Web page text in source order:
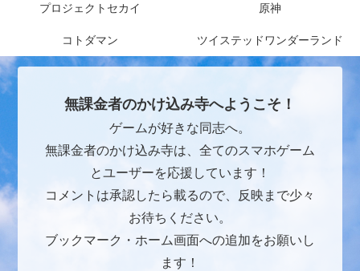
プロジェクトセカイ 原神
コトダマン ツイステッドワンダーランド
無課金者のかけ込み寺へようこそ！
ゲームが好きな同志へ。
無課金者のかけ込み寺は、全てのスマホゲーム
とユーザーを応援しています！
コメントは承認したら載るので、反映まで少々
お待ちください。
ブックマーク・ホーム画面への追加をお願いし
ます！